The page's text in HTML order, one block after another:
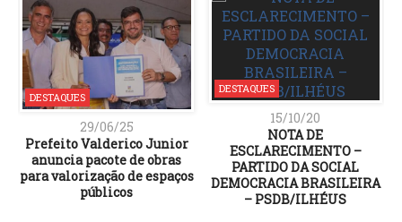
DESTAQUES
29/06/25
Prefeito Valderico Junior
anuncia pacote de obras
para valorização de espaços
públicos
DESTAQUES
15/10/20
NOTA DE
ESCLARECIMENTO –
PARTIDO DA SOCIAL
DEMOCRACIA BRASILEIRA
– PSDB/ILHÉUS